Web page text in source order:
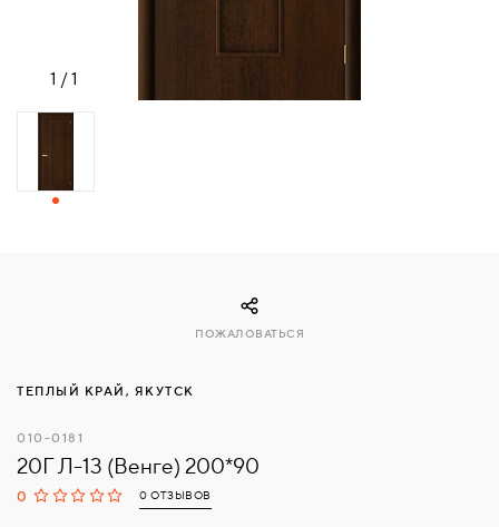
СТАТЬИ
НАМИ
1 /1
ТЕПЛЫЙ КРАЙ, ЯКУТСК
010-0181
20Г Л-13 (Венге) 200*90
0 0 ОТЗЫВОВ
ПОЖАЛОВАТЬСЯ